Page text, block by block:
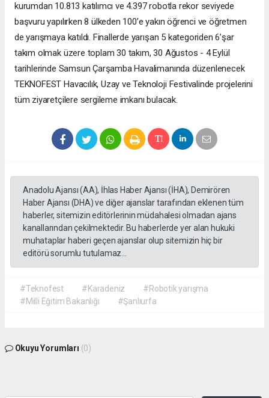
kurumdan 10.813 katılımcı ve 4.397 robotla rekor seviyede
başvuru yapılırken 8 ülkeden 100’e yakın öğrenci ve öğretmen
de yarışmaya katıldı. Finallerde yarışan 5 kategoriden 6’şar
takım olmak üzere toplam 30 takım, 30 Ağustos - 4 Eylül
tarihlerinde Samsun Çarşamba Havalimanında düzenlenecek
TEKNOFEST Havacılık, Uzay ve Teknoloji Festivalinde projelerini
tüm ziyaretçilere sergileme imkanı bulacak.
Anadolu Ajansı (AA), İhlas Haber Ajansı (İHA), Demirören
Haber Ajansı (DHA) ve diğer ajanslar tarafından eklenen tüm
haberler, sitemizin editörlerinin müdahalesi olmadan ajans
kanallarından çekilmektedir. Bu haberlerde yer alan hukuki
muhataplar haberi geçen ajanslar olup sitemizin hiç bir
editörü sorumlu tutulamaz...
#Teknofest #Karadeniz
#Robotik yarışma
#Milli Eğitim Bakanlığı
#Şanlıurfa
Okuyu Yorumları (0)